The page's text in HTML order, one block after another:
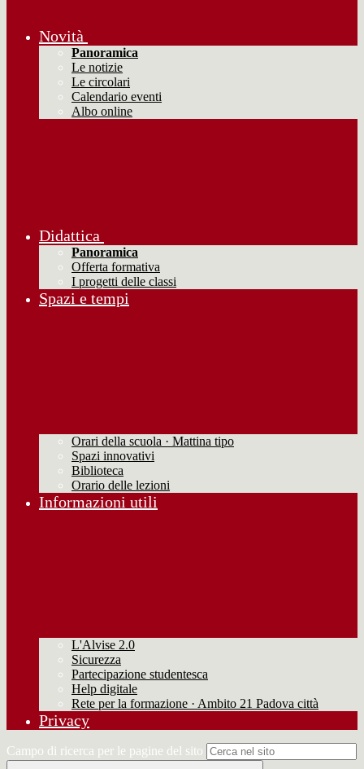
Novità
Panoramica
Le notizie
Le circolari
Calendario eventi
Albo online
Didattica
Panoramica
Offerta formativa
I progetti delle classi
Spazi e tempi
Orari della scuola · Mattina tipo
Spazi innovativi
Biblioteca
Orario delle lezioni
Informazioni utili
L'Alvise 2.0
Sicurezza
Partecipazione studentesca
Help digitale
Rete per la formazione · Ambito 21 Padova città
Privacy
Campo di ricerca per le pagine del sito